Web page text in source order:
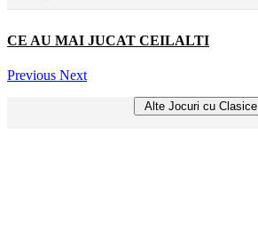
CE AU MAI JUCAT CEILALTI
Previous Next
Alte Jocuri cu Clasice